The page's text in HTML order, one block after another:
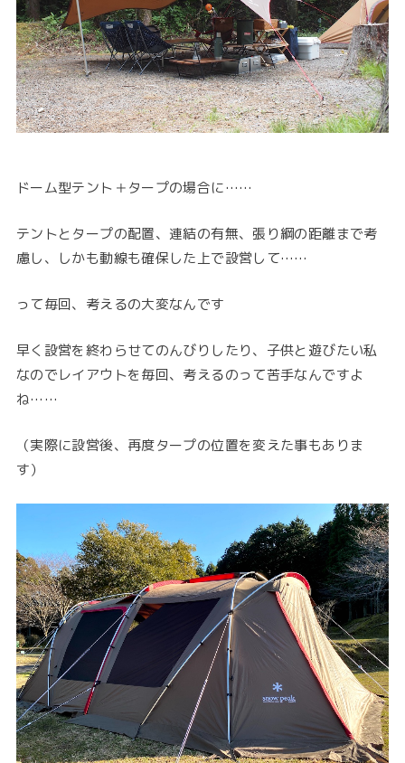
ドーム型テント＋タープの場合に……
テントとタープの配置、連結の有無、張り綱の距離まで考
慮し、しかも動線も確保した上で設営して……
って毎回、考えるの大変なんです
早く設営を終わらせてのんびりしたり、子供と遊びたい私
なのでレイアウトを毎回、考えるのって苦手なんですよ
ね……
（実際に設営後、再度タープの位置を変えた事もありま
す）